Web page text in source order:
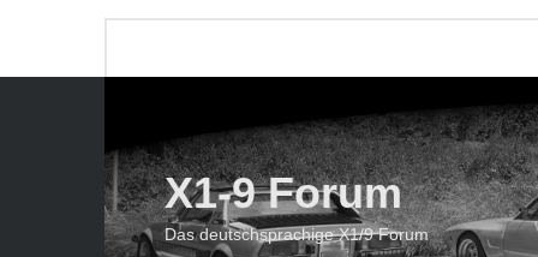
X1-9 Forum
Das deutschsprachige X1/9 Forum